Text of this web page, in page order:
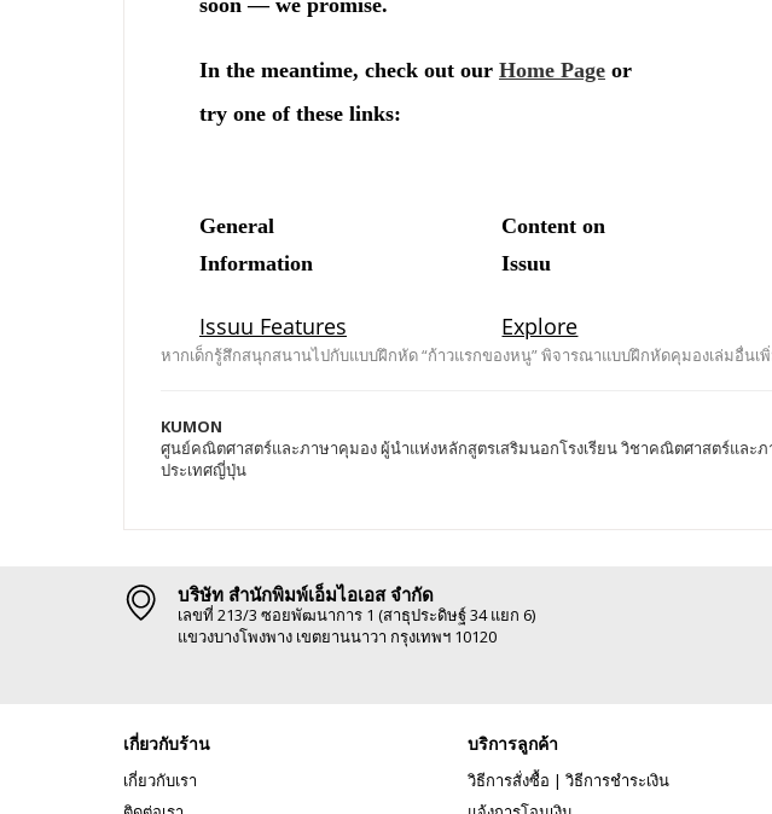
หากเด็กรู้สึกสนุกสนานไปกับแบบฝึกหัด “ก้าวแรกของหนู” พิจารณาแบบฝึกหัดคุมองเล่มอื่น
KUMON
ศูนย์คณิตศาสตร์และภาษาคุมอง ผู้นำแห่งหลักสูตรเสริมนอกโรงเรียน วิชาคณิตศาสตร์และ
ประเทศญี่ปุ่น
บริษัท สำนักพิมพ์เอ็มไอเอส จำกัด
เลขที่ 213/3 ซอยพัฒนาการ 1 (สาธุประดิษฐ์ 34 แยก 6)
แขวงบางโพงพาง เขตยานนาวา กรุงเทพฯ 10120
เกี่ยวกับร้าน
เกี่ยวกับเรา
บริการลูกค้า
วิธีการสั่งซื้อ | วิธีการชำระเงิน